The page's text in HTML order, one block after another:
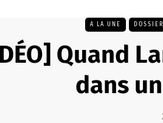
A LA UNE
Quand
dans